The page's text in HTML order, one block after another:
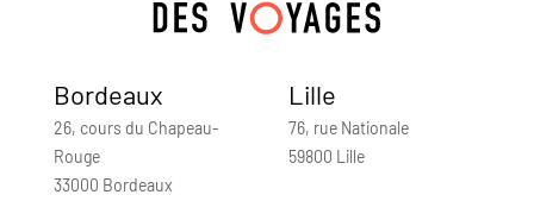
Bordeaux
26, cours du Chapeau-
Rouge
33000 Bordeaux
Lille
76, rue Nationale
59800 Lille